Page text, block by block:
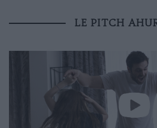
LE PITCH